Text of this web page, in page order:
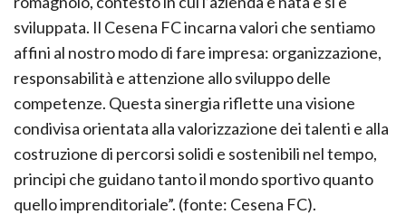
sviluppata. Il Cesena FC incarna valori che sentiamo
affini al nostro modo di fare impresa: organizzazione,
responsabilità e attenzione allo sviluppo delle
competenze. Questa sinergia riflette una visione
condivisa orientata alla valorizzazione dei talenti e alla
costruzione di percorsi solidi e sostenibili nel tempo,
principi che guidano tanto il mondo sportivo quanto
quello imprenditoriale”. (fonte: Cesena FC).